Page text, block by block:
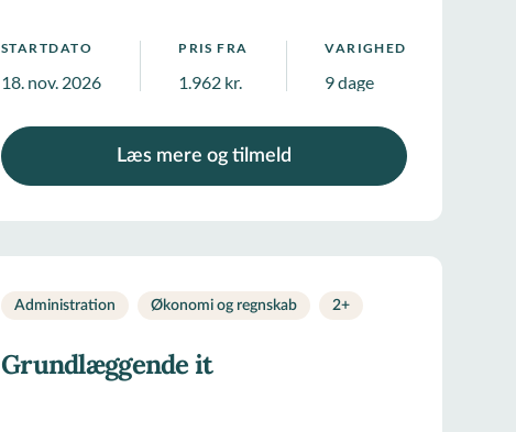
STARTDATO
18. nov. 2026
PRIS FRA
1.962 kr.
VARIGHED
9 dage
Læs mere og tilmeld
Administration Økonomi og regnskab 2+
Grundlæggende it